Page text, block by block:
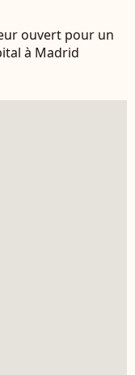
ouvert pour un
à Madrid